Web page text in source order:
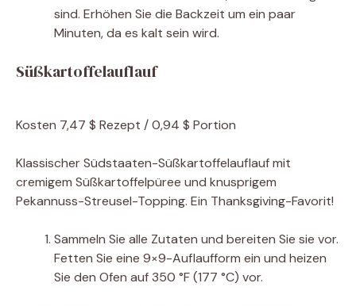
sind. Erhöhen Sie die Backzeit um ein paar
Minuten, da es kalt sein wird.
Süßkartoffelauflauf
Kosten 7,47 $ Rezept / 0,94 $ Portion
Klassischer Südstaaten-Süßkartoffelauflauf mit
cremigem Süßkartoffelpüree und knusprigem
Pekannuss-Streusel-Topping. Ein Thanksgiving-Favorit!
Sammeln Sie alle Zutaten und bereiten Sie sie vor.
Fetten Sie eine 9×9-Auflaufform ein und heizen
Sie den Ofen auf 350 °F (177 °C) vor.